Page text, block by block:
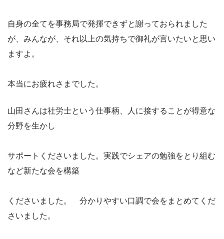
自身の全てを事務局で発揮できずと謝っておられました
が、みんなが、それ以上の気持ちで御礼が言いたいと思い
ますよ。
本当にお疲れさまでした。
山田さんは社労士という仕事柄、人に接することが得意な
分野を生かし
サポートくださいました。実践でシェアの勉強をとり組む
など新たな会を構築
くださいました。 分かりやすい口調で会をまとめてくだ
さいました。